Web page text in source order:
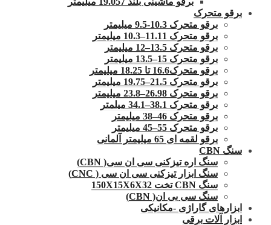
برقو متحرک
برقو متحرک 10.3-9.5 میلیمتر
برقو متحرک 11.11–10.3 میلیمتر
برقو متحرک 13.5–12 میلیمتر
برقو متحرک 15–13.5 میلیمتر
برقو متحرک16.6 تا 18.25 میلیمتر
برقو متحرک 21.5–19.75 میلیمتر
برقو متحرک 26.98–23.8 میلیمتر
برقو متحرک 38.1–34.1 میلمتر
برقو متحرک 46–38 میلیمتر
برقو متحرک 55–45 میلیمتر
برقو لقمه ای 65 میلیمتر آلمانی
سنگ CBN
سنگ اره تیزکنی سی ان سی( CBN)
سنگ ابزار تیزکنی سی ان سی ( CNC)
سنگ CBN تخت 150X15X6X32
سنگ سی بی ان( CBN)
ابزارهای گاراژی -مکانیکی
ابزار آلات برقی